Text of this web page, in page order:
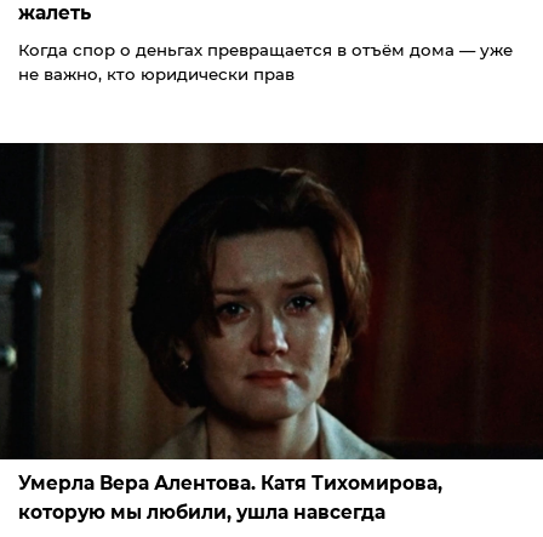
жалеть
Когда спор о деньгах превращается в отъём дома — уже
не важно, кто юридически прав
Умерла Вера Алентова. Катя Тихомирова,
которую мы любили, ушла навсегда